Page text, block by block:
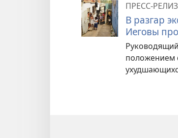
ПРЕСС-
В разгар
Иеговы
положением